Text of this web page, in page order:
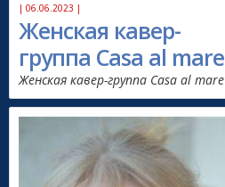
| 06.06.2023 |
Женская кавер-
группа Casa al mare
Женская кавер-группа Casa al mare